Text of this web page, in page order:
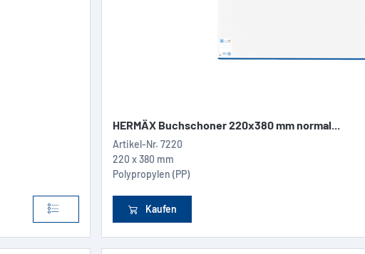
HERMÄX Buchschoner 220x380 mm normal...
Artikel-Nr. 7220
220 x 380 mm
Polypropylen (PP)
Kaufen